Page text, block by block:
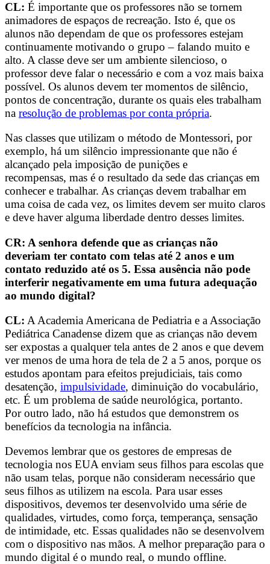
CL: É importante que os professores não se tornem
animadores de espaços de recreação. Isto é, que os
alunos não dependam de que os professores estejam
continuamente motivando o grupo – falando muito e
alto. A classe deve ser um ambiente silencioso, o
professor deve falar o necessário e com a voz mais baixa
possível. Os alunos devem ter momentos de silêncio,
pontos de concentração, durante os quais eles trabalham
na resolução de problemas por conta própria.
Nas classes que utilizam o método de Montessori, por
exemplo, há um silêncio impressionante que não é
alcançado pela imposição de punições e
recompensas, mas é o resultado da sede das crianças em
conhecer e trabalhar. As crianças devem trabalhar em
uma coisa de cada vez, os limites devem ser muito claros
e deve haver alguma liberdade dentro desses limites.
CR: A senhora defende que as crianças não
deveriam ter contato com telas até 2 anos e um
contato reduzido até os 5. Essa ausência não pode
interferir negativamente em uma futura adequação
ao mundo digital?
CL: A Academia Americana de Pediatria e a Associação
Pediátrica Canadense dizem que as crianças não devem
ser expostas a qualquer tela antes de 2 anos e que devem
ver menos de uma hora de tela de 2 a 5 anos, porque os
estudos apontam para efeitos prejudiciais, tais como
desatenção, impulsividade, diminuição do vocabulário,
etc. É um problema de saúde neurológica, portanto.
Por outro lado, não há estudos que demonstrem os
benefícios da tecnologia na infância.
Devemos lembrar que os gestores de empresas de
tecnologia nos EUA enviam seus filhos para escolas que
não usam telas, porque não consideram necessário que
seus filhos as utilizem na escola. Para usar esses
dispositivos, devemos ter desenvolvido uma série de
qualidades, virtudes, como força, temperança, sensação
de intimidade, etc. Essas qualidades não se desenvolvem
com o dispositivo nas mãos. A melhor preparação para o
mundo digital é o mundo real, o mundo offline.